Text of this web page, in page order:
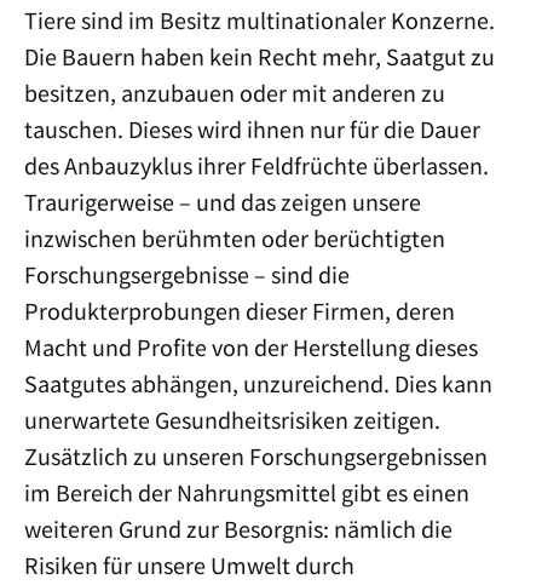
Tiere sind im Besitz multinationaler Konzerne.
Die Bauern haben kein Recht mehr, Saatgut zu
besitzen, anzubauen oder mit anderen zu
tauschen. Dieses wird ihnen nur für die Dauer
des Anbauzyklus ihrer Feldfrüchte überlassen.
Traurigerweise – und das zeigen unsere
inzwischen berühmten oder berüchtigten
Forschungsergebnisse – sind die
Produkterprobungen dieser Firmen, deren
Macht und Profite von der Herstellung dieses
Saatgutes abhängen, unzureichend. Dies kann
unerwartete Gesundheitsrisiken zeitigen.
Zusätzlich zu unseren Forschungsergebnissen
im Bereich der Nahrungsmittel gibt es einen
weiteren Grund zur Besorgnis: nämlich die
Risiken für unsere Umwelt durch